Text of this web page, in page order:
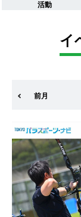
活動
イ
前月